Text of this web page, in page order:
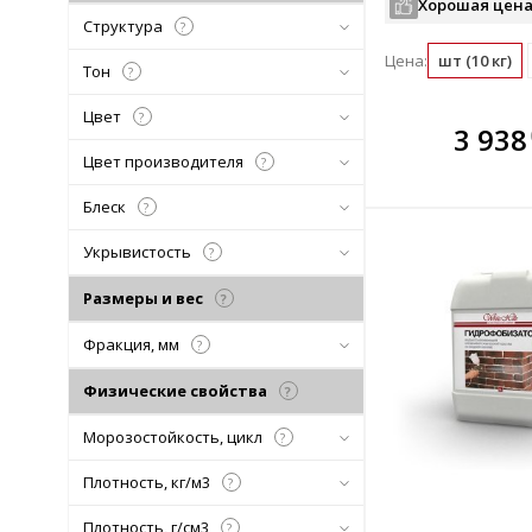
Хорошая
Цена: шт (10 кг)
всегда выгоднее!
3 938
В
всегда
Структура ?
Тон ?
Цвет ?
Цвет производителя ?
Блеск ?
Укрывистость ?
Размеры и вес ?
Фракция, мм ?
Физические свойства ?
Морозостойкость, цикл ?
Плотность, кг/м3 ?
Плотность, г/см3 ?